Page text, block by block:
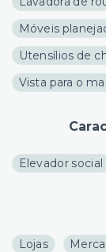
Móveis
Utensílios de
Vista para o
Elevador social
Lojas